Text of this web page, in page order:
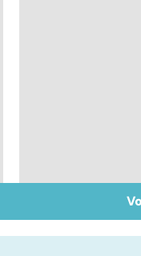
Inflammation
amygdales :